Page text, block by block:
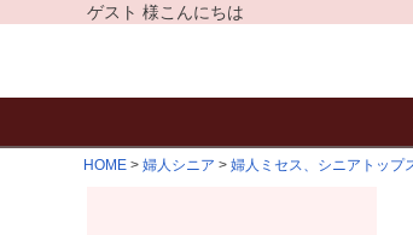
ゲスト 様こんにちは
HOME 婦人シニア 婦人ミセス、シニアトップ